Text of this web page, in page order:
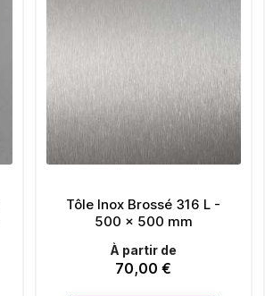
Tôle Inox Brossé 316 L -
500 x 500 mm
À partir de
Prix
70,00 €